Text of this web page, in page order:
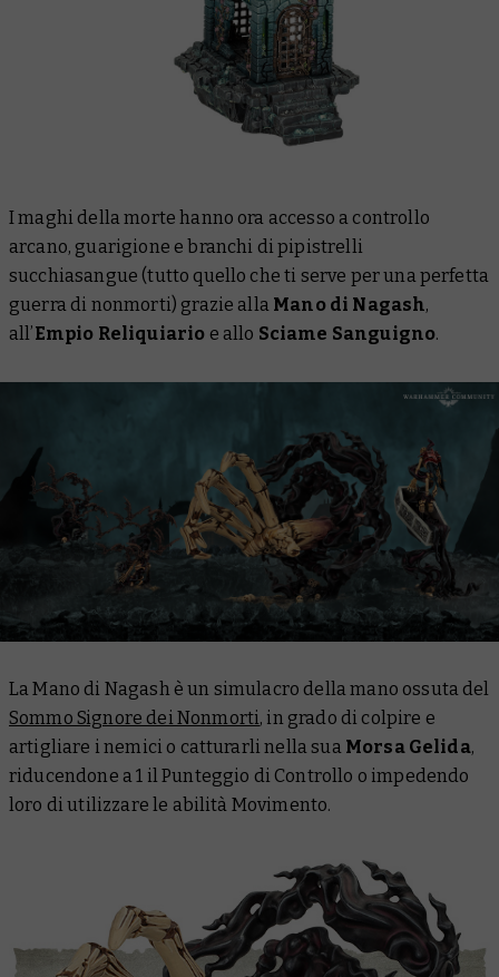
I maghi della morte hanno ora accesso a controllo
arcano, guarigione e branchi di pipistrelli
succhiasangue (tutto quello che ti serve per una perfetta
guerra di nonmorti) grazie alla Mano di Nagash,
all’Empio Reliquiario e allo Sciame Sanguigno.
La Mano di Nagash è un simulacro della mano ossuta del
Sommo Signore dei Nonmorti, in grado di colpire e
artigliare i nemici o catturarli nella sua Morsa Gelida,
riducendone a 1 il Punteggio di Controllo o impedendo
loro di utilizzare le abilità Movimento.